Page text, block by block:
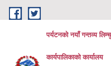
Skip to main content
पर्यटनको नयाँ गन्तव्य
कार्यपालिकाको कार्यालय